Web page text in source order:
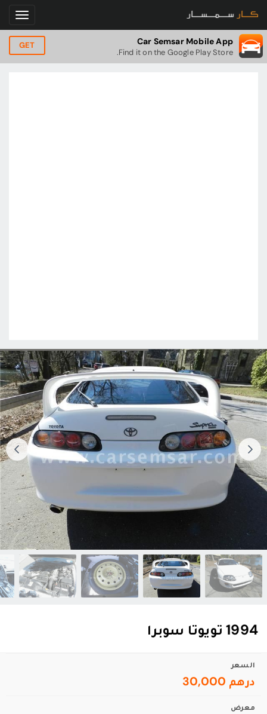
Car Semsar Mobile App
Find it on the Google Play Store.
GET
1994 تويوتا سوبرا
السعر
درهم 30,000
معرض